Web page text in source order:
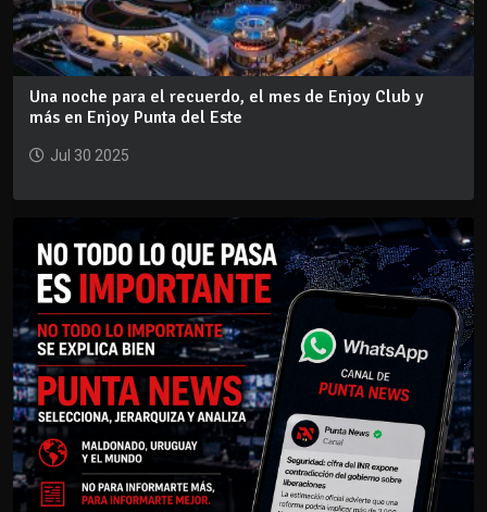
Una noche para el recuerdo, el mes de Enjoy Club y
más en Enjoy Punta del Este
Jul 30 2025